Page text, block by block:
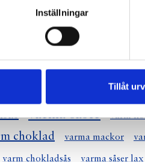
Inställningar
Tillåt
varma såser varm
choklad varma mackor
varm chokladsås varma såser lax